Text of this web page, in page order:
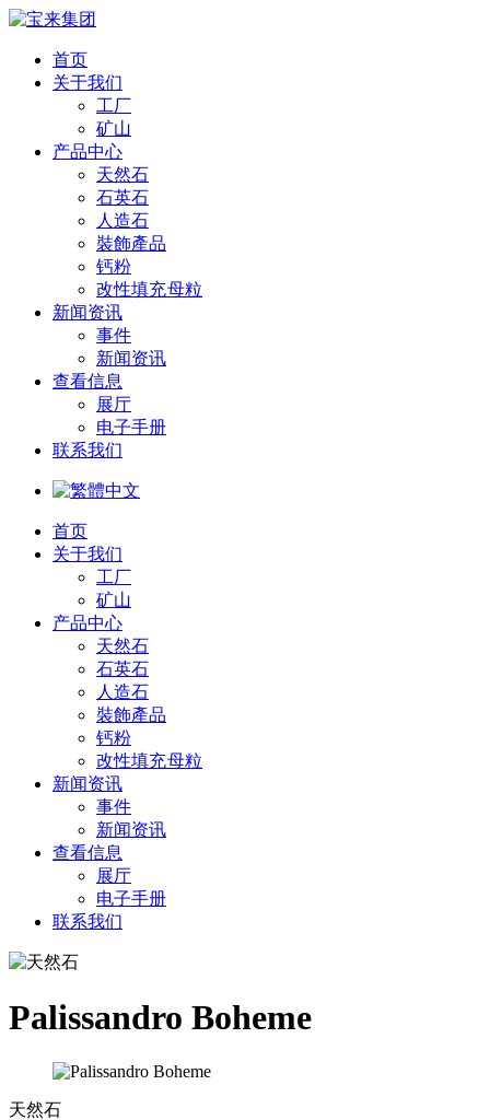
首页
关于我们
工厂
矿山
产品中心
天然石
石英石
人造石
裝飾產品
钙粉
改性填充 母粒
新闻资讯
事件
新闻资讯
查看信息
展厅
电子手册
联系我们
首页
关于我们
工厂
矿山
产品中心
天然石
石英石
人造石
裝飾產品
钙粉
改性填充 母粒
新闻资讯
事件
新闻资讯
查看信息
展厅
电子手册
联系我们
Palissandro Boheme
天然石